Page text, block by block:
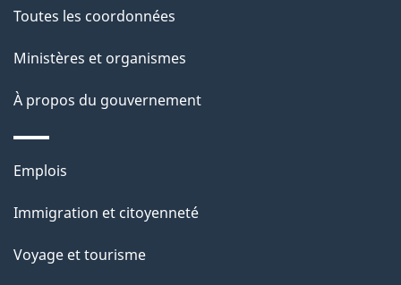
Toutes les coordonnées
Ministères et organismes
À propos du gouvernement
Thèmes
sujets
Emplois
Immigration et citoyenneté
Voyage et tourisme